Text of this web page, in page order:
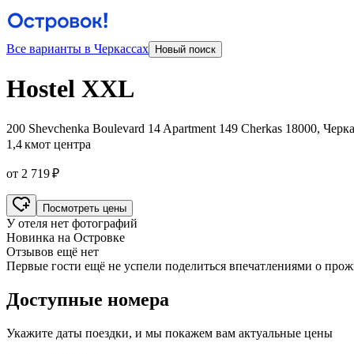
Все варианты в Черкассах Новый поиск
Hostel XXL
200 Shevchenka Boulevard 14 Apartment 149 Cherkas 18000,
1,4 кмот центра
от 2 719 ₽
Посмотреть цены
У отеля нет фотографий
Новинка на Островке
Отзывов ещё нет
Первые гости ещё не успели поделиться впечатлениями о
Доступные номера
Укажите даты поездки, и мы покажем вам актуальные цены